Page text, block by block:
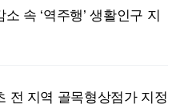
속 ‘역주행’ 생활인구 지
전 지역 골목형상점가 지정